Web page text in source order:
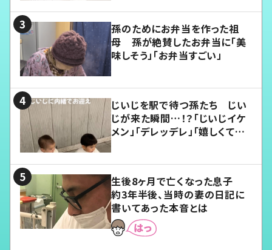
孫のためにお弁当を作った祖
母 孫が絶賛したお弁当に「美
味しそう」「お弁当すごい」
じいじを駅で待つ孫たち じい
じが来た瞬間…！？「じいじイケ
メン」「デレッデレ」「嬉しくて可
生後8ヶ月で亡くなった息子
約3年半後、当時の妻の日記に
書いてあった本音とは